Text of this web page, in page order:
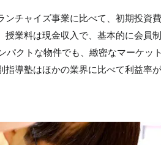
ンチャイズ事業に比べて、初期投資
授業料は現金収入で、基本的に会員
パクトな物件でも、緻密なマーケッ
指導塾はほかの業界に比べて利益率